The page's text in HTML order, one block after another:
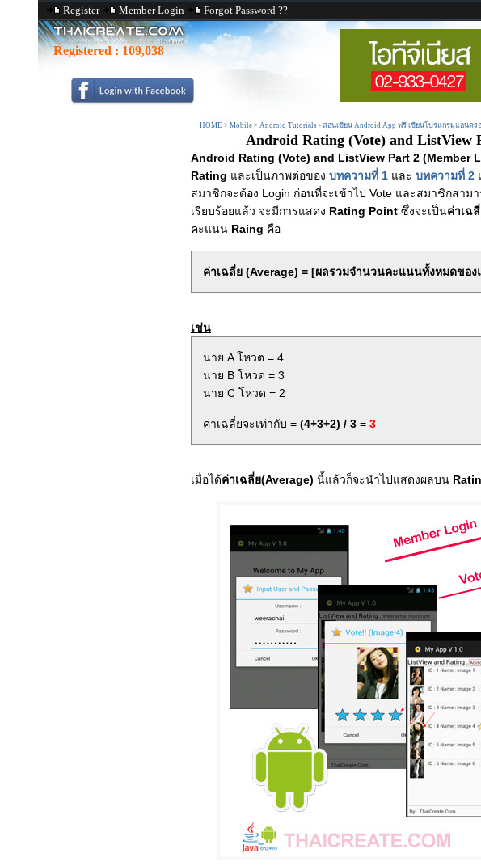
Register Member Login Forgot Password ??
Registered : 109,038
HOME > Mobile > Android Tutorials - สอนเขียน Android App ฟรี เขียนโปรแกรมแอนดรอ
Android Rating (Vote) and ListView
Android Rating (Vote) and ListView Part 2 (Member
Rating และเป็นภาพต่อของ บทความที่ 1 และ บทความที่ 2
สมาชิกจะต้อง Login ก่อนที่จะเข้าไป Vote และสมาชิกสา
เรียบร้อยแล้ว จะมีการแสดง Rating Point ซึ่งจะเป็นค่าเฉ
คะแนน Raing คือ
ค่าเฉลี่ย (Average) = [ผลรวมจำนวนคะแนนทั้งหมดขอ
เช่น
นาย A โหวต = 4
นาย B โหวด = 3
นาย C โหวด = 2
ค่าเฉลี่ยจะเท่ากับ = (4+3+2) / 3 = 3
เมื่อได้ค่าเฉลี่ย(Average) นี้แล้วก็จะนำไปแสดงผลบน